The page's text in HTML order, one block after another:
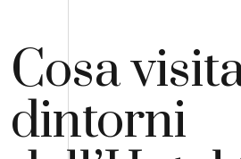
Cosa
dintorni